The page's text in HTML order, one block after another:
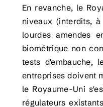
En revanche, le
niveaux (interdits,
lourdes amendes
biométrique non
tests d'embauche,
entreprises doivent
le Royaume-Uni
régulateurs